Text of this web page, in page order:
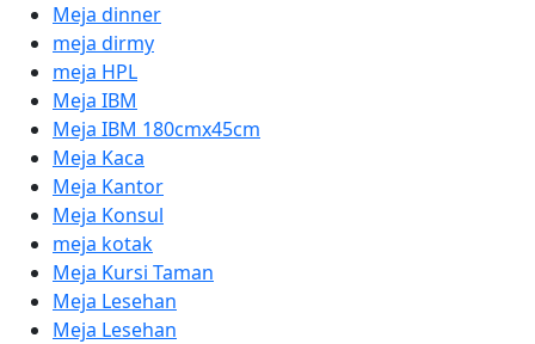
Meja dinner
meja dirmy
meja HPL
Meja IBM
Meja IBM 180cmx45cm
Meja Kaca
Meja Kantor
Meja Konsul
meja kotak
Meja Kursi Taman
Meja Lesehan
Meja Lesehan